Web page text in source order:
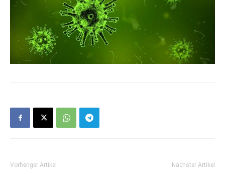
Vorheriger Artikel Nächster Artikel